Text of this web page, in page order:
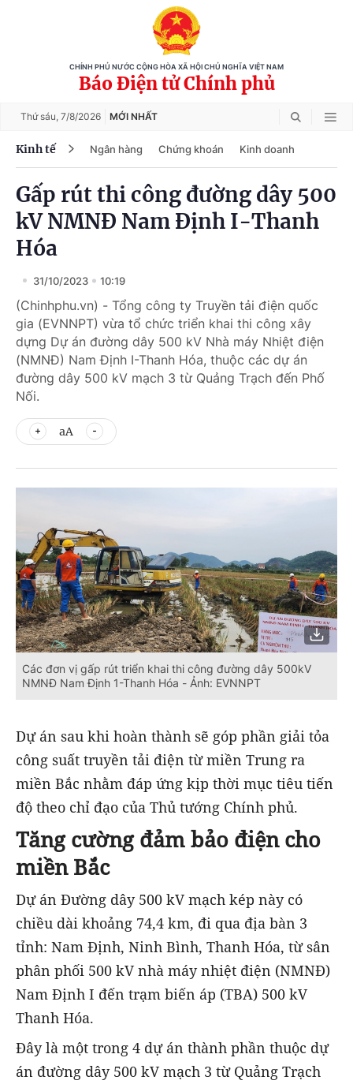
CHÍNH PHỦ NƯỚC CỘNG HÒA XÃ HỘI CHỦ NGHĨA VIỆT NAM
Báo Điện tử Chính phủ
Thứ sáu, 7/8/2026 MỚI NHẤT
Kinh tế Ngân hàng Chứng khoán Kinh doanh
Gấp rút thi công đường dây 500
kV NMNĐ Nam Định I-Thanh
Hóa
31/10/2023 10:19
(Chinhphu.vn) - Tổng công ty Truyền tải điện quốc
gia (EVNNPT) vừa tổ chức triển khai thi công xây
dựng Dự án đường dây 500 kV Nhà máy Nhiệt điện
(NMNĐ) Nam Định I-Thanh Hóa, thuộc các dự án
đường dây 500 kV mạch 3 từ Quảng Trạch đến Phố
Nối.
aA
Các đơn vị gấp rút triển khai thi công đường dây 500kV
NMNĐ Nam Định 1-Thanh Hóa - Ảnh: EVNNPT
Dự án sau khi hoàn thành sẽ góp phần giải tỏa
công suất truyền tải điện từ miền Trung ra
miền Bắc nhằm đáp ứng kịp thời mục tiêu tiến
độ theo chỉ đạo của Thủ tướng Chính phủ.
Tăng cường đảm bảo điện cho
miền Bắc
Dự án Đường dây 500 kV mạch kép này có
chiều dài khoảng 74,4 km, đi qua địa bàn 3
tỉnh: Nam Định, Ninh Bình, Thanh Hóa, từ sân
phân phối 500 kV nhà máy nhiệt điện (NMNĐ)
Nam Định I đến trạm biến áp (TBA) 500 kV
Thanh Hóa.
Đây là một trong 4 dự án thành phần thuộc dự
án đường dây 500 kV mạch 3 từ Quảng Trạch